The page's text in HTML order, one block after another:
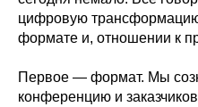
цифровую
формате и, отношении к
Первое — формат. Мы
конференцию и